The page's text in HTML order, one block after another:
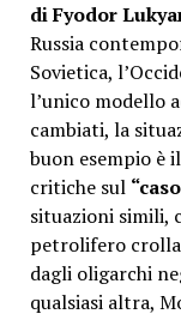
di Fyodor
Russia
Sovietica,
l’unico modello
cambiati, la
buon esempio è
critiche sul
situazioni simili,
petrolifero
dagli oligarchi
qualsiasi altra,